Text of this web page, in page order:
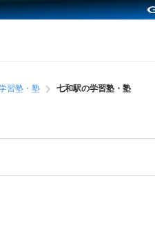
習塾・塾 七和駅の学習塾・塾